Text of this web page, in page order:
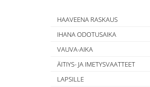
HAAVEENA RASKAUS
IHANA ODOTUSAIKA
VAUVA-AIKA
ÄITIYS- JA IMETYSVAATTEET
LAPSILLE